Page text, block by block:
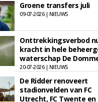
Groene transfers juli
09-07-2026 | NIEUWS
Onttrekkingsverbod
kracht in hele
waterschap De
20-07-2026 | NIEUWS
De Ridder renoveert
stadionvelden van FC
Utrecht, FC Twente en